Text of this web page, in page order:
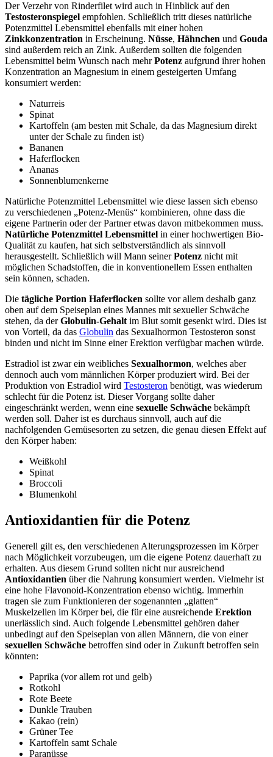
Der Verzehr von Rinderfilet wird auch in Hinblick auf den
Testosteronspiegel empfohlen. Schließlich tritt dieses natürliche
Potenzmittel Lebensmittel ebenfalls mit einer hohen
Zinkkonzentration in Erscheinung. Nüsse, Hähnchen und Gouda
sind außerdem reich an Zink. Außerdem sollten die folgenden
Lebensmittel beim Wunsch nach mehrPotenz aufgrund ihrer hohen
Konzentration an Magnesium in einem gesteigerten Umfang
konsumiert werden:
Naturreis
Spinat
Kartoffeln (am besten mit Schale, da das Magnesium direkt
unter der Schale zu finden ist)
Bananen
Haferflocken
Ananas
Sonnenblumenkerne
Natürliche Potenzmittel Lebensmittel wie diese lassen sich ebenso
zu verschiedenen „Potenz-Menüs“ kombinieren, ohne dass die
eigene Partnerin oder der Partner etwas davon mitbekommen muss.
Natürliche Potenzmittel Lebensmittel in einer hochwertigen Bio-
Qualität zu kaufen, hat sich selbstverständlich als sinnvoll
herausgestellt. Schließlich will Mann seinerPotenz nicht mit
möglichen Schadstoffen, die in konventionellem Essen enthalten
sein können, schaden.
Die tägliche Portion Haferflocken sollte vor allem deshalb ganz
oben auf dem Speiseplan eines Mannes mit sexueller Schwäche
stehen, da derGlobulin-Gehalt im Blut somit gesenkt wird. Dies ist
von Vorteil, da das Globulin das Sexualhormon Testosteron sonst
binden und nicht im Sinne einer Erektion verfügbar machen würde.
Estradiol ist zwar ein weibliches Sexualhormon, welches aber
dennoch auch vom männlichen Körper produziert wird. Bei der
Produktion von Estradiol wird Testosteron benötigt, was wiederum
schlecht für die Potenz ist. Dieser Vorgang sollte daher
eingeschränkt werden, wenn eine sexuelle Schwäche bekämpft
werden soll. Daher ist es durchaus sinnvoll, auch auf die
nachfolgenden Gemüsesorten zu setzen, die genau diesen Effekt auf
den Körper haben:
Weißkohl
Spinat
Broccoli
Blumenkohl
Antioxidantien für die Potenz
Generell gilt es, den verschiedenen Alterungsprozessen im Körper
nach Möglichkeit vorzubeugen, um die eigene Potenz dauerhaft zu
erhalten. Aus diesem Grund sollten nicht nur ausreichend
Antioxidantien über die Nahrung konsumiert werden. Vielmehr ist
eine hohe Flavonoid-Konzentration ebenso wichtig. Immerhin
tragen sie zum Funktionieren der sogenannten „glatten“
Muskelzellen im Körper bei, die für eine ausreichende Erektion
unerlässlich sind. Auch folgende Lebensmittel gehören daher
unbedingt auf den Speiseplan von allen Männern, die von einer
sexuellen Schwäche betroffen sind oder in Zukunft betroffen sein
könnten:
Paprika (vor allem rot und gelb)
Rotkohl
Rote Beete
Dunkle Trauben
Kakao (rein)
Grüner Tee
Kartoffeln samt Schale
Paranüsse